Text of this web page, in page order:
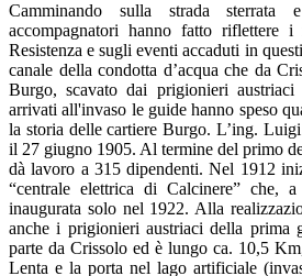
Camminando sulla strada
accompagnatori hanno fatto riflettere
Resistenza e sugli eventi accaduti in
canale della condotta d’acqua che da
Burgo, scavato dai prigionieri
arrivati all'invaso le guide hanno speso
la storia delle cartiere Burgo. L’ing.
il 27 giugno 1905. Al termine del primo
dà lavoro a 315 dipendenti. Nel 1912
“centrale elettrica di Calcinere” che,
inaugurata solo nel 1922. Alla
anche i prigionieri austriaci della prima
parte da Crissolo ed è lungo ca. 10,5
Lenta e la porta nel lago artificiale